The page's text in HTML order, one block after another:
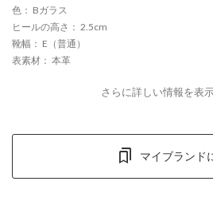
色 ： Bガラス
ヒールの高さ ： 2.5cm
靴幅 ： E（普通）
表素材 ： 本革
さらに詳しい情報を表
マイブランド